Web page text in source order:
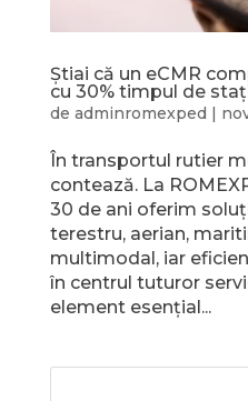
Ştiai că un eCMR
cu 30% timpul de
de adminromexped |
În transportul rutier
contează. La
30 de ani oferim
terestru, aerian,
multimodal, iar
în centrul tuturor
element esențial...